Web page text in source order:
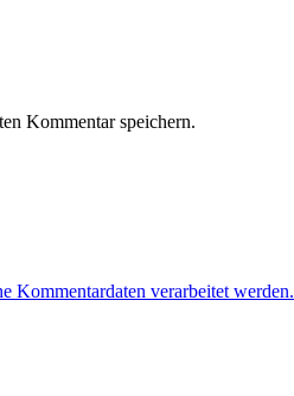
Kommentar speichern.
Kommentardaten verarbeitet werden.